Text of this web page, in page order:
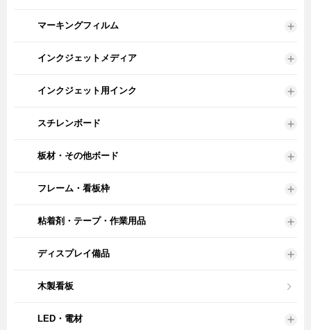
マーキングフィルム
インクジェットメディア
インクジェット用インク
スチレンボード
板材・その他ボード
フレーム・看板枠
粘着剤・テープ・作業用品
ディスプレイ備品
木製看板
LED・電材